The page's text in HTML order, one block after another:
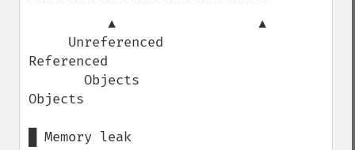
¯¯¯¯¯¯¯¯¯¯¯¯¯¯¯¯¯¯¯¯¯¯¯¯¯¯¯¯¯¯¯¯¯¯¯¯¯
Referenced
Objects
█ Memory leak